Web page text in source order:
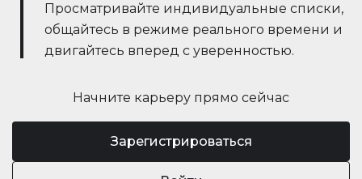
Начните карьеру прямо сейчас
Зарегистрироваться
Просматривайте индивидуальные списки,
общайтесь в режиме реального времени и
двигайтесь вперед с уверенностью.